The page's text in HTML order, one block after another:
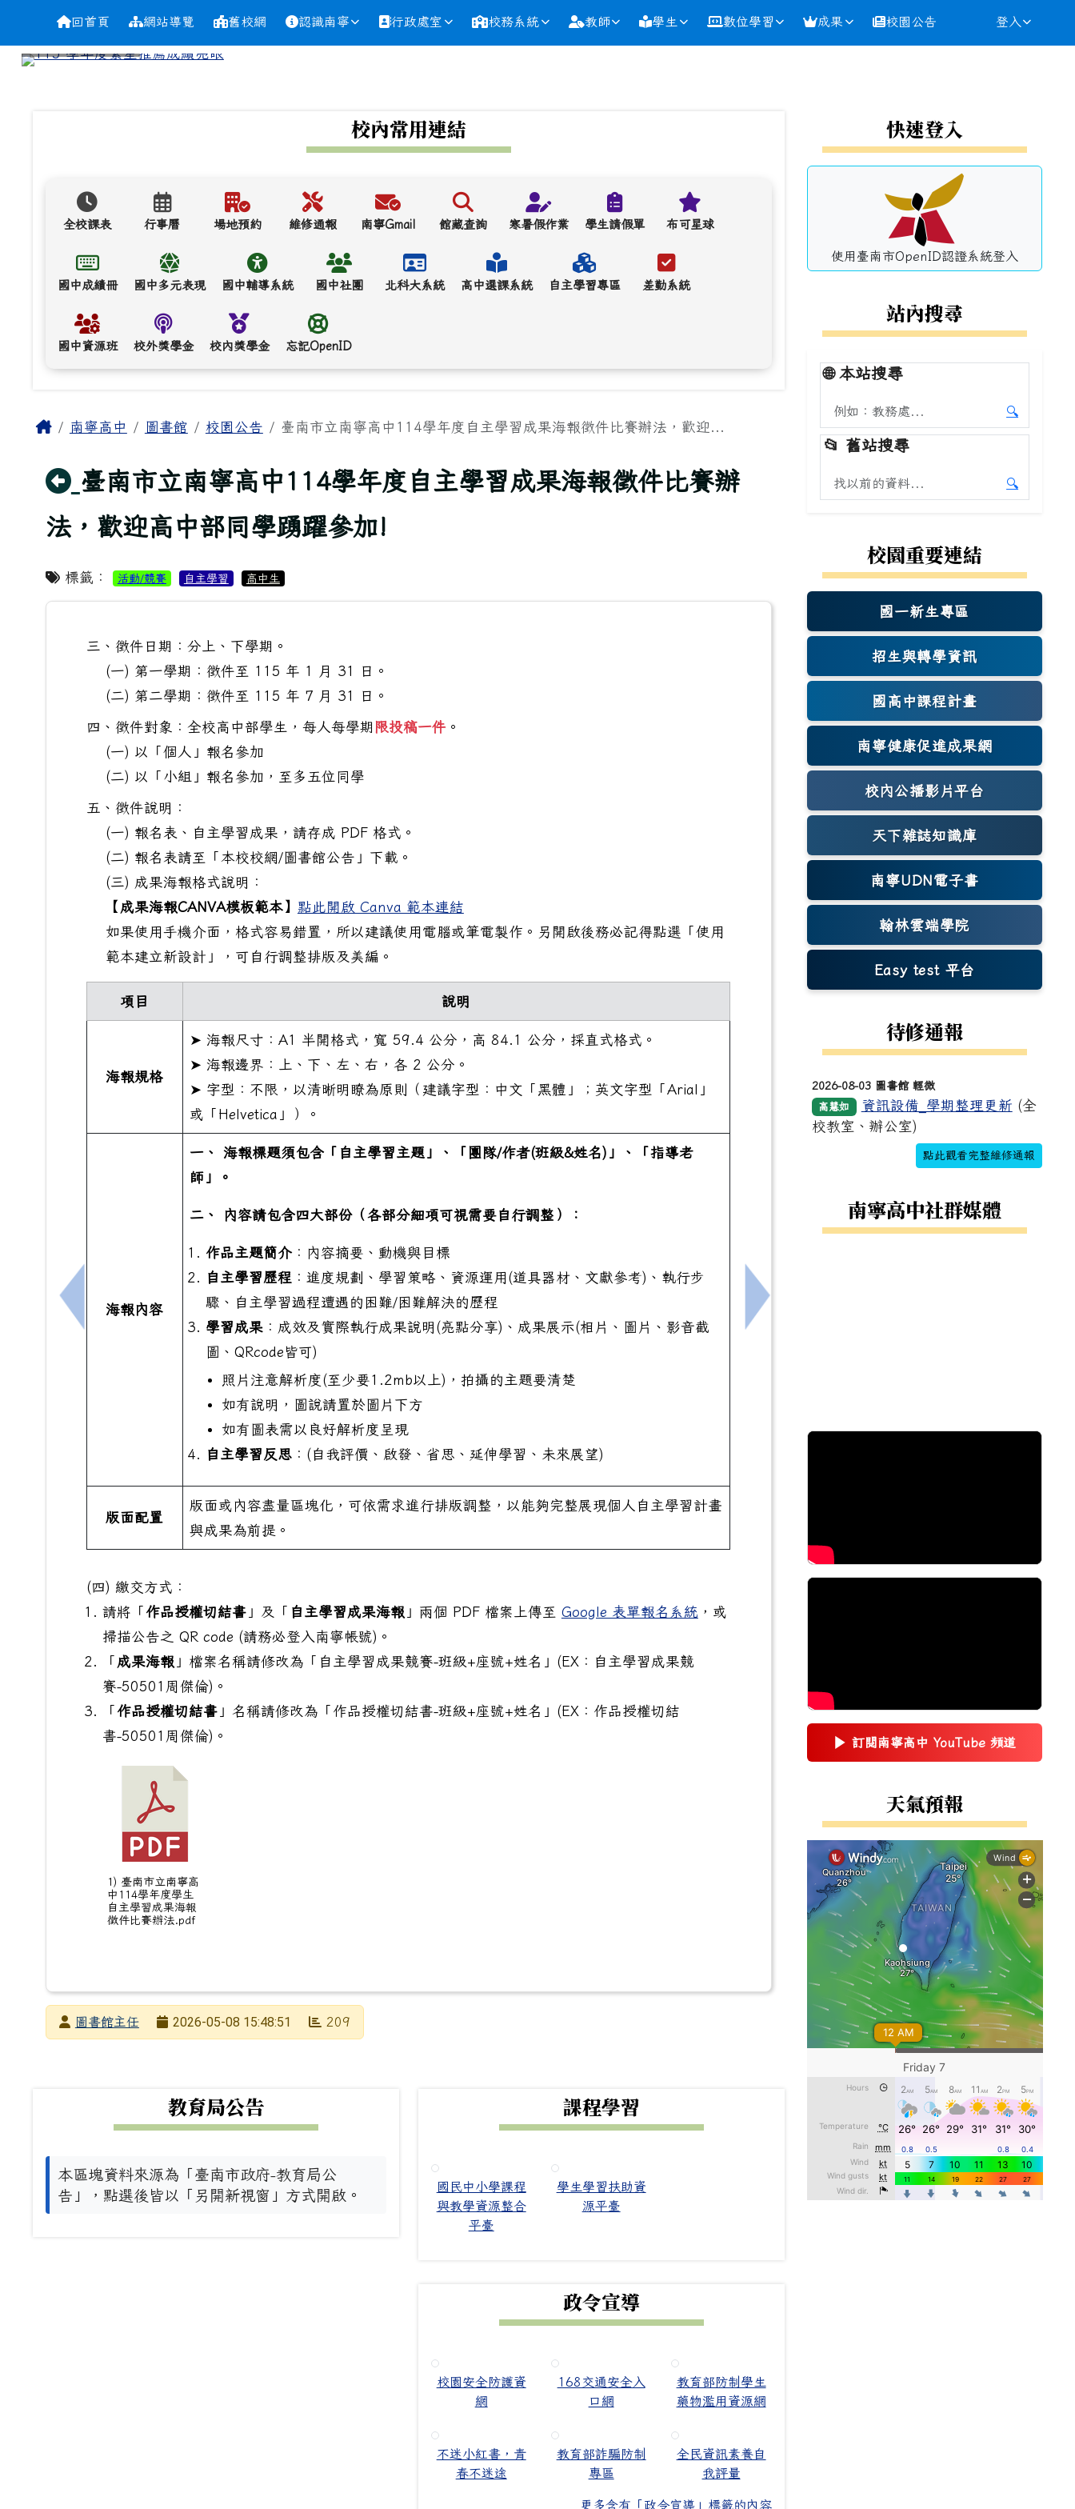
台南市南寧高中
導覽列回首頁 網站導覽 舊校網 認識南寧 行政處室 校務系統 教師 學生 數位學習 成果 校園公告 登入
校內常用連結
全校課表 行事曆 場地預約 維修通報 南寧Gmail 館藏查詢 寒暑假作業 學生請假單 布可星球
國中成績冊 國中多元表現 國中輔導系統 國中社團 北科大系統 高中選課系統 自主學習專區 差勤系統
國中資源班 校外獎學金 校內獎學金 忘記OpenID
主內容區域
Home南寧高中 圖書館 校園公告 臺南市立南寧高中114學年度自主學習成果海報徵件比賽辦法，歡迎...
回上頁
臺南市立南寧高中114學年度自主學習成果海報徵件比賽辦
法，歡迎高中部同學踴躍參加!
標籤： 活動/競賽 自主學習 高中生
上一筆：國立臺灣海洋大學115年6月5日（星期五）辦理「2026 海洋文化研究生論壇」
三、徵件日期：分上、下學期。
(一) 第一學期：徵件至 115 年 1 月 31 日。
(二) 第二學期：徵件至 115 年 7 月 31 日。
四、徵件對象：全校高中部學生，每人每學期 限投稿一件。
(一) 以「個人」報名參加
(二) 以「小組」報名參加，至多五位同學
五、徵件說明：
(一) 報名表、自主學習成果，請存成 PDF 格式。
(二) 報名表請至「本校校網/圖書館公告」下載。
(三) 成果海報格式說明：
【成果海報CANVA模板範本】 點此開啟 Canva 範本連結
如果使用手機介面，格式容易錯置，所以建議使用電腦或筆電製作。另開啟後務必記得點選「使用
範本建立新設計」，可自行調整排版及美編。
項目 說明
海報規格
➤ 海報尺寸：A1 半開格式，寬 59.4 公分，高 84.1 公分，採直式格式。
➤ 海報邊界：上、下、左、右，各 2 公分。
➤ 字型：不限，以清晰明瞭為原則（建議字型：中文「黑體」；英文字型「Arial」
或「Helvetica」）。
海報內容
一、 海報標題須包含「自主學習主題」、「團隊/作者(班級&姓名)」、「指導老
師」。
二、 內容請包含四大部份（各部分細項可視需要自行調整）：
作品主題簡介：內容摘要、動機與目標
自主學習歷程 ：進度規劃、學習策略、資源運用(道具器材、文獻參考)、執行步
驟、自主學習過程遭遇的困難/困難解決的歷程
學習成果：成效及實際執行成果說明(亮點分享)、成果展示(相片、圖片、影音截
圖、QRcode皆可)
照片注意解析度(至少要1.2mb以上)，拍攝的主題要清楚
如有說明，圖說請置於圖片下方
如有圖表需以良好解析度呈現
自主學習反思：(自我評價、啟發、省思、延伸學習、未來展望)
版面配置
版面或內容盡量區塊化，可依需求進行排版調整，以能夠完整展現個人自主學習計畫
與成果為前提。
(四) 繳交方式：
請將「 作品授權切結書」及「 自主學習成果海報 」兩個 PDF 檔案上傳至 Google 表單報名系統 ，或
掃描公告之 QR code (請務必登入南寧帳號)。
「 成果海報 」檔案名稱請修改為「自主學習成果競賽-班級+座號+姓名」(EX：自主學習成果競
賽-50501周傑倫)。
「 作品授權切結書」名稱請修改為「作品授權切結書-班級+座號+姓名」(EX：作品授權切結
書-50501周傑倫)。
1) 臺南市立南寧高
中114學年度學生
自主學習成果海報
徵件比賽辦法.pdf
下一筆：[B5-2]生成式AI融入學科領域教學工作
發布者圖書館主任
2026-05-08 15:48:51 209
教育局公告
本區塊資料來源為「臺南市政府-教育局公
告」，點選後皆以「另開新視窗」方式開啟。
課程學習
國民中小學課程
與教學資源整合
平臺
學生學習扶助資
源平臺
政令宣導
校園安全防護資
網
168交通安全入
口網
教育部防制學生
藥物濫用資源網
不迷小紅書，青
春不迷途
教育部詐騙防制
專區
全民資訊素養自
我評量
更多含有「政令宣導」標籤的內容
左邊區域內容
快速登入
使用臺南市OpenID認證系統登入
站內搜尋
🌐本站搜尋
搜尋本站內容
🔍
開始本站
📂 舊站搜尋
搜尋舊站內容
🔍
開始舊站
校園重要連結
國一新生專區
(另開新視窗)
招生與轉學資訊
國高中課程計畫
南寧健康促進成果網
(另開新視窗)
校內公播影片平台
天下雜誌知識庫
(另開新視窗)
南寧UDN電子書
翰林雲端學院
Easy test 平台
(另開新視窗)
待修通報
2026-08-03 圖書館 輕微
高慧如
資訊設備_學期整理更新 (全
校教室、辦公室)
點此觀看完整維修通報
南寧高中社群媒體
▶ 訂閱南寧高中 YouTube 頻道
(另開新視窗)
右邊區域內容
天氣預報